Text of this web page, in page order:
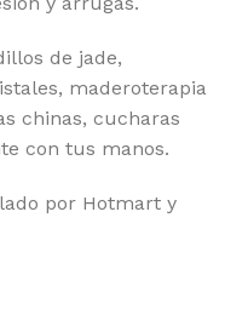
de jade,
maderoterapia
chinas, cucharas
con tus manos.
por Hotmart y